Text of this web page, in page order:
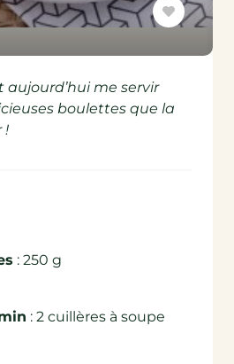
aujourd’hui me servir
boulettes que la
!
: 250 g
: 2 cuillères à soupe